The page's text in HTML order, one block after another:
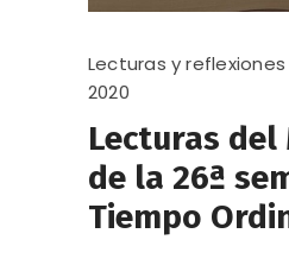
Lecturas y reflexiones
2020
Lecturas del
de la 26ª
Tiempo